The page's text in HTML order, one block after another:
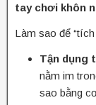
tay chơi khôn
Làm sao để
Tận dụng
nằm im
sao bằng